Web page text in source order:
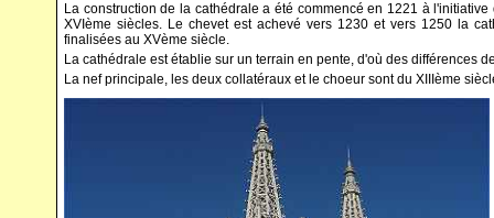
La construction de la cathédrale a été commencé en 1221 à
XVIème siècles. Le chevet est achevé vers 1230 et vers 1250 la
finalisées au XVème siècle.
La cathédrale est établie sur un terrain en pente, d'où des différences
La nef principale, les deux collatéraux et le choeur sont du XIIIème